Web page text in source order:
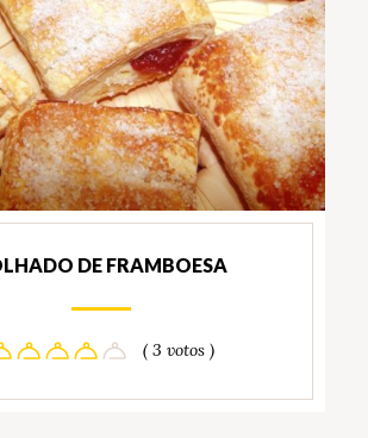
DE FRAMBOESA
( 3 votos )